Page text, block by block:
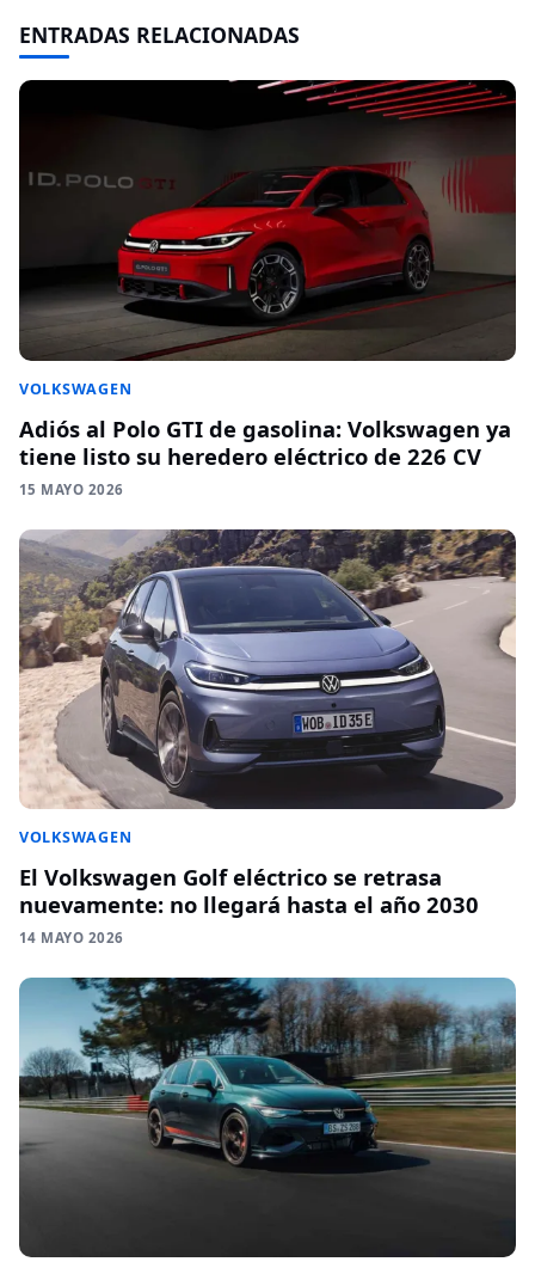
ENTRADAS RELACIONADAS
VOLKSWAGEN
Adiós al Polo GTI de gasolina: Volkswagen ya
tiene listo su heredero eléctrico de 226 CV
15 MAYO 2026
VOLKSWAGEN
El Volkswagen Golf eléctrico se retrasa
nuevamente: no llegará hasta el año 2030
14 MAYO 2026